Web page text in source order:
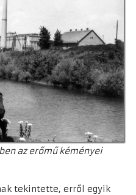
az erőmű kéményei
tekintette, erről egyik